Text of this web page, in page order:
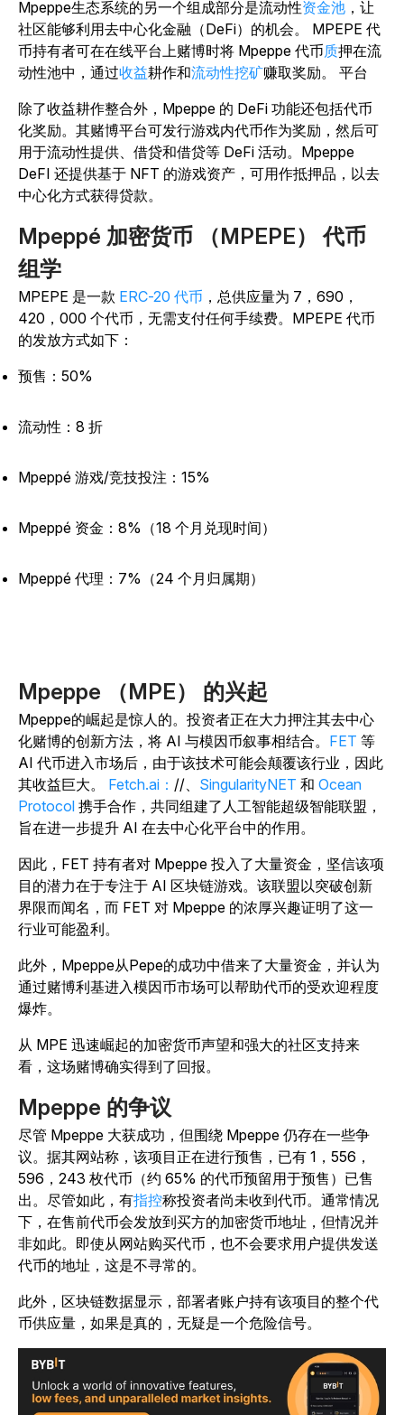
Mpeppe生态系统的另一个组成部分是流动性资金池 ，让
社区能够利用去中心化金融（DeFi）的机会。
MPEPE 代
币持有者可在在线平台上赌博时将 Mpeppe 代币质押在流
动性池中，通过收益耕作和流动性挖矿赚取奖励。 平台
除了收益耕作整合外，Mpeppe 的 DeFi 功能还包括代币
化奖励。其赌博平台可发行游戏内代币作为奖励，然后可
用于流动性提供、借贷和借贷等 DeFi 活动。Mpeppe
DeFI 还提供基于 NFT 的游戏资产，可用作抵押品，以去
中心化方式获得贷款。
Mpeppé 加密货币 （MPEPE） 代币
组学
MPEPE 是一款 ERC-20 代币 ，总供应量为 7，690，
420，000 个代币，无需支付任何手续费。MPEPE 代币
的发放方式如下：
预售：50%
流动性：8 折
Mpeppé 游戏/竞技投注：15%
Mpeppé 资金：8%（18 个月兑现时间）
Mpeppé 代理：7%（24 个月归属期）
Mpeppe （MPE） 的兴起
Mpeppe的崛起是惊人的。投资者正在大力押注其去中心
化赌博的创新方法，将 AI 与模因币叙事相结合。 FET 等
AI 代币进入市场后，由于该技术可能会颠覆该行业，因此
其收益巨大。
Fetch.ai： //、 SingularityNET 和 Ocean
Protocol 携手合作，共同组建了人工智能超级智能联盟，
旨在进一步提升 AI 在去中心化平台中的作用。
因此，FET 持有者对 Mpeppe 投入了大量资金，坚信该项
目的潜力在于专注于 AI 区块链游戏。该联盟以突破创新
界限而闻名，而 FET 对 Mpeppe 的浓厚兴趣证明了这一
行业可能盈利。
此外，Mpeppe从Pepe的成功中借来了大量资金，并认为
通过赌博利基进入模因币市场可以帮助代币的受欢迎程度
爆炸。
从 MPE 迅速崛起的加密货币声望和强大的社区支持来
看，这场赌博确实得到了回报。
Mpeppe 的争议
尽管 Mpeppe 大获成功，但围绕 Mpeppe 仍存在一些争
议。据其网站称，该项目正在进行预售，已有 1，556，
596，243 枚代币（约 65% 的代币预留用于预售）已售
出。尽管如此，有指控称投资者尚未收到代币。通常情况
下，在售前代币会发放到买方的加密货币地址，但情况并
非如此。即使从网站购买代币，也不会要求用户提供发送
代币的地址，这是不寻常的。
此外，区块链数据显示，部署者账户持有该项目的整个代
币供应量，如果是真的，无疑是一个危险信号。